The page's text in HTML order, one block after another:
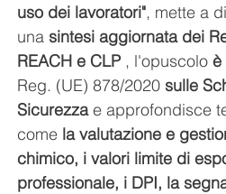
uso dei lavoratori", mette a
una sintesi aggiornata dei
REACH e CLP , l'opuscolo è
Reg. (UE) 878/2020 sulle
Sicurezza e approfondisce
come la valutazione e
chimico, i valori limite di
professionale, i DPI, la